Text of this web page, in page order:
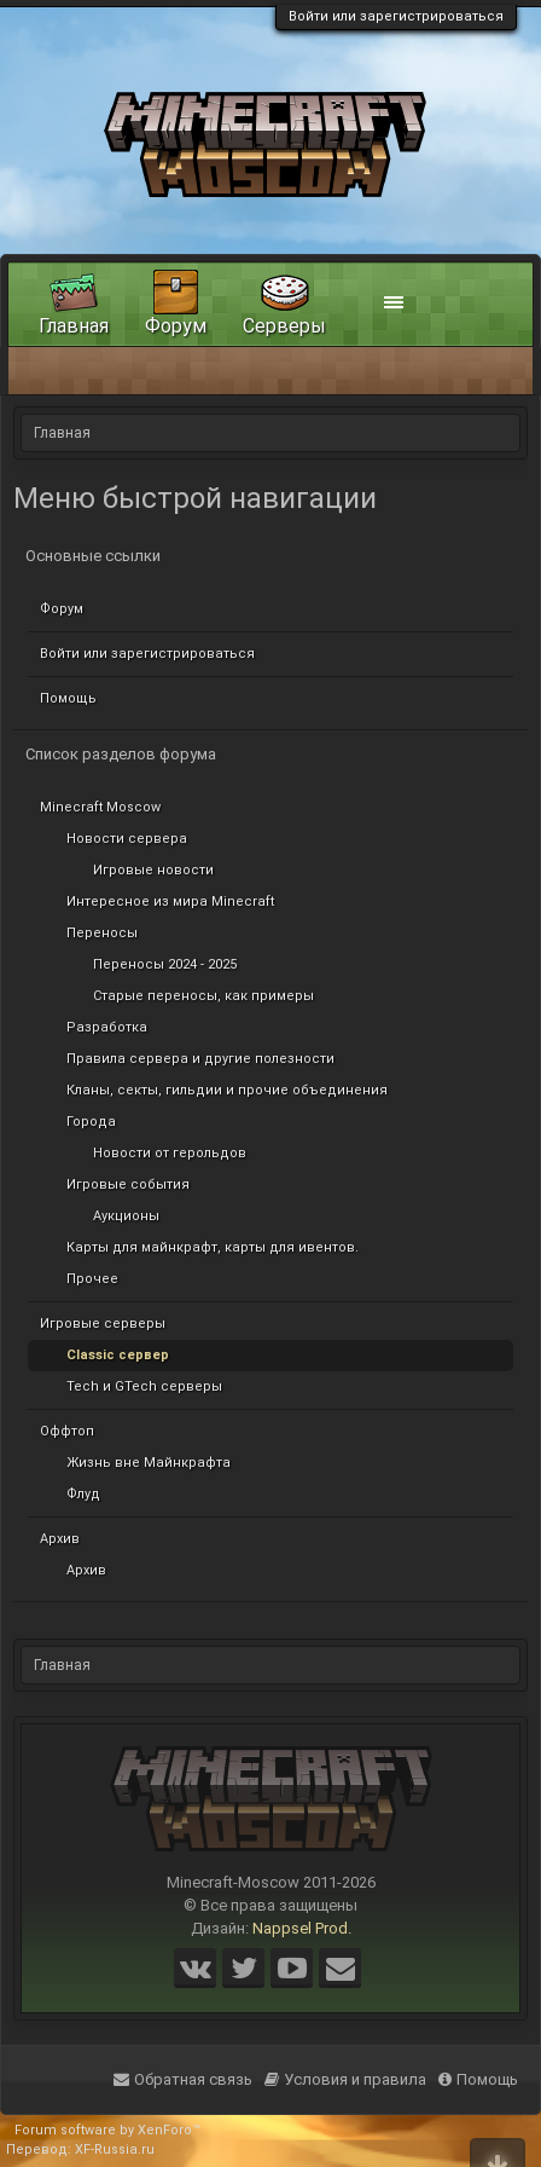
Войти или зарегистрироваться
Главная
Меню быстрой навигации
Основные ссылки
Форум
Войти или зарегистрироваться
Помощь
Список разделов форума
Minecraft Moscow
Новости сервера
Игровые новости
Интересное из мира Minecraft
Переносы
Переносы 2024 - 2025
Старые переносы, как примеры
Разработка
Правила сервера и другие полезности
Кланы, секты, гильдии и прочие объединения
Города
Новости от герольдов
Игровые события
Аукционы
Карты для майнкрафт, карты для ивентов.
Прочее
Игровые серверы
Classic сервер
Tech и GTech серверы
Оффтоп
Жизнь вне Майнкрафта
Флуд
Архив
Архив
Главная
Minecraft-Moscow 2011-2026
© Все права защищены
Дизайн: Nappsel Prod.
Главная Форум Серверы
Обратная связь Условия и правила Помощь
Forum software by XenForo™
Перевод: XF-Russia.ru